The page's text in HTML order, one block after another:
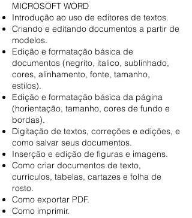
MICROSOFT WORD
Introdução ao uso de editores de textos.
Criando e editando documentos a partir de
modelos.
Edição e formatação básica de
documentos (negrito, italico, sublinhado,
cores, alinhamento, fonte, tamanho,
estilos).
Edição e formatação básica da página
(horientação, tamanho, cores de fundo e
bordas).
Digitação de textos, correções e edições, e
como salvar seus documentos.
Inserção e edição de figuras e imagens.
Como criar documentos de texto,
currículos, tabelas, cartazes e folha de
rosto.
Como exportar PDF.
Como imprimir.